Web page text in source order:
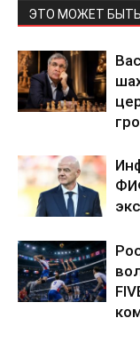
О нас
Политика
Отказ от
Реклама
Контакты
ЭТО МОЖЕТ